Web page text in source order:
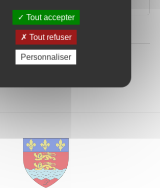
légale et administrative
parbaseo.io
Tout accepter
Tout refuser
Personnaliser